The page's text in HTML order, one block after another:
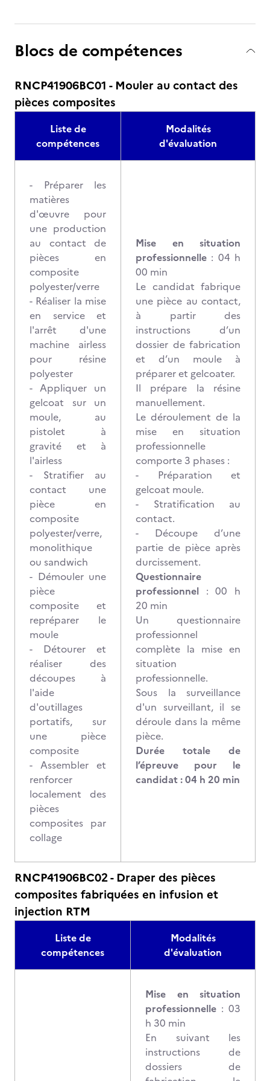
Blocs de compétences
RNCP41906BC01 - Mouler au contact des
pièces composites
Liste de
compétences
Modalités
d'évaluation
- Préparer les
matières
d'œuvre pour
une production
au contact de
pièces en
composite
polyester/verre
- Réaliser la mise
en service et
l'arrêt d'une
machine airless
pour résine
polyester
- Appliquer un
gelcoat sur un
moule, au
pistolet à
gravité et à
l'airless
- Stratifier au
contact une
pièce en
composite
polyester/verre,
monolithique
ou sandwich
- Démouler une
pièce
composite et
repréparer le
moule
- Détourer et
réaliser des
découpes à
l'aide
d'outillages
portatifs, sur
une pièce
composite
- Assembler et
renforcer
localement des
pièces
composites par
collage
Mise en situation
professionnelle : 04 h
00 min
Le candidat fabrique
une pièce au contact,
à partir des
instructions d’un
dossier de fabrication
et d’un moule à
préparer et gelcoater.
Il prépare la résine
manuellement.
Le déroulement de la
mise en situation
professionnelle
comporte 3 phases :
- Préparation et
gelcoat moule.
- Stratification au
contact.
- Découpe d’une
partie de pièce après
durcissement.
Questionnaire
professionnel : 00 h
20 min
Un questionnaire
professionnel
complète la mise en
situation
professionnelle.
Sous la surveillance
d'un surveillant, il se
déroule dans la même
pièce.
Durée totale de
l’épreuve pour le
candidat : 04 h 20 min
RNCP41906BC02 - Draper des pièces
composites fabriquées en infusion et
injection RTM
Liste de
compétences
Modalités
d'évaluation
Mise en situation
professionnelle : 03
h 30 min
En suivant les
instructions de
dossiers de